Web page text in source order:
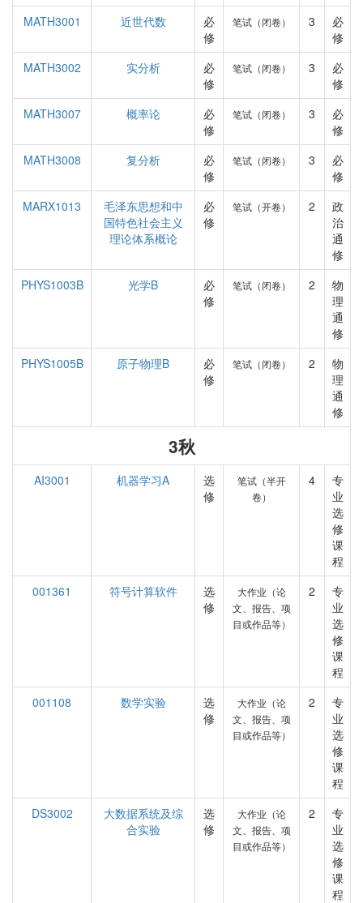
MATH3001
近世代数
必
修
笔试（闭卷） 3
必
修
MATH3002
实分析
必
修
笔试（闭卷） 3
必
修
MATH3007
概率论
必
修
笔试（闭卷） 3
必
修
MATH3008
复分析
必
修
笔试（闭卷） 3
必
修
MARX1013
毛泽东思想和中
国特色社会主义
理论体系概论
必
修
笔试（开卷） 2
政
治
通
修
PHYS1003B
光学B
必
修
笔试（闭卷） 2
物
理
通
修
PHYS1005B
原子物理B
必
修
笔试（闭卷） 2
物
理
通
修
3秋
AI3001 机器学习A
选
修
笔试（半开
卷）
4
专
业
选
修
课
程
001361
符号计算软件
选
修
大作业（论
文、报告、项
目或作品等）
2
专
业
选
修
课
程
001108
数学实验
选
修
大作业（论
文、报告、项
目或作品等）
2
专
业
选
修
课
程
DS3002
大数据系统及综
合实验
选
修
大作业（论
文、报告、项
目或作品等）
2
专
业
选
修
课
程